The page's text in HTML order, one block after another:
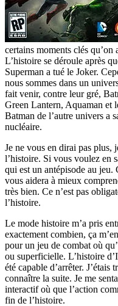
certains moments clés qu’on
L’histoire se déroule après
Superman a tué le Joker.
nous sommes dans un
fait venir, contre leur gré,
Green Lantern, Aquaman et
Batman de l’autre univers a
nucléaire.
Je ne vous en dirai pas plus,
l’histoire. Si vous voulez en
qui est un antépisode au jeu.
vous aidera à mieux
très bien. Ce n’est pas
l’histoire.
Le mode histoire m’a pris
exactement combien, ça
pour un jeu de combat où
ou superficielle. L’histoire
été capable d’arrêter.
connaître la suite. Je me
interactif où que l’action
fin de l’histoire.